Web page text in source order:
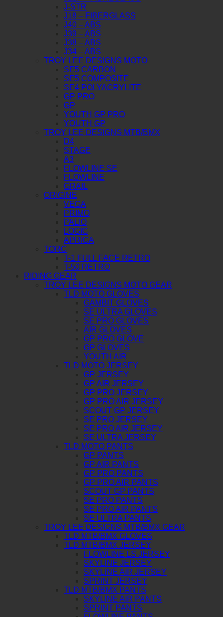
J-STR
J18 – FIBERGLASS
J40 – ABS
J39 – ABS
J38 – ABS
J34 – ABS
TROY LEE DESIGNS MOTO
SE5 CARBON
SE5 COMPOSITE
SE4 POLYACRYLITE
GP PRO
GP
YOUTH GP PRO
YOUTH GP
TROY LEE DESIGNS MTB/BMX
D4
STAGE
A3
FLOWLINE SE
FLOWLINE
GRAIL
ORIGINE
VEGA
PRIMO
PALIO
LOGIC
APRICA
TORC
T-1 FULL FACE RETRO
T-50 RETRO
RIDING GEAR
TROY LEE DESIGNS MOTO GEAR
TLD MOTO GLOVES
GAMBIT GLOVES
SE ULTRA GLOVES
SE PRO GLOVES
AIR GLOVES
GP PRO GLOVE
GP GLOVES
YOUTH AIR
TLD MOTO JERSEY
GP JERSEY
GP AIR JERSEY
GP PRO JERSEY
GP PRO AIR JERSEY
SCOUT GP JERSEY
SE PRO JERSEY
SE PRO AIR JERSEY
SE ULTRA JERSEY
TLD MOTO PANTS
GP PANTS
GP AIR PANTS
GP PRO PANTS
GP PRO AIR PANTS
SCOUT GP PANTS
SE PRO PANTS
SE PRO AIR PANTS
SE ULTRA PANTS
TROY LEE DESIGNS MTB/BMX GEAR
TLD MTB/BMX GLOVES
TLD MTB/BMX JERSEY
FLOWLINE LS JERSEY
SKYLINE JERSEY
SKYLINE AIR JERSEY
SPRINT JERSEY
TLD MTB/BMX PANTS
SKYLINE AIR PANTS
SPRINT PANTS